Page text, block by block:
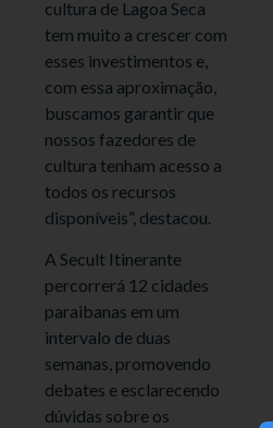
cultura de Lagoa Seca
tem muito a crescer com
esses investimentos e,
com essa aproximação,
buscamos garantir que
nossos fazedores de
cultura tenham acesso a
todos os recursos
disponíveis”, destacou.
A Secult Itinerante
percorrerá 12 cidades
paraibanas em um
intervalo de duas
semanas, promovendo
debates e esclarecendo
dúvidas sobre os